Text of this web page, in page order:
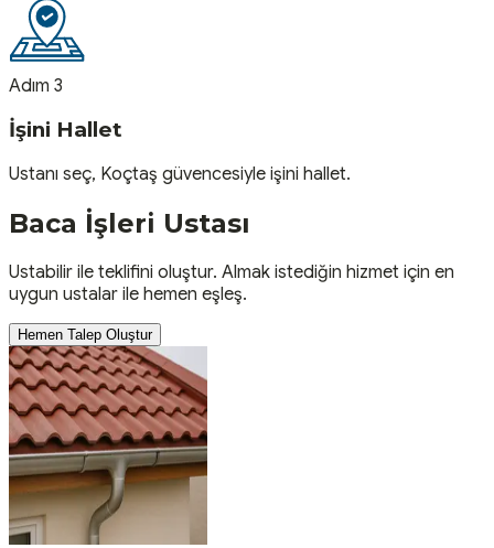
Adım 3
İşini Hallet
Ustanı seç, Koçtaş güvencesiyle işini hallet.
Baca İşleri Ustası
Ustabilir ile teklifini oluştur. Almak istediğin hizmet için en
uygun ustalar ile hemen eşleş.
Hemen Talep Oluştur